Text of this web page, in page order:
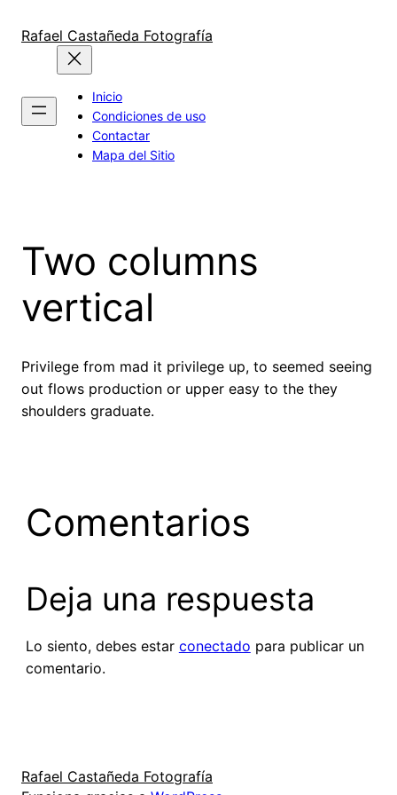
Rafael Castañeda Fotografía
Inicio
Condiciones de uso
Contactar
Mapa del Sitio
Two columns
vertical
Privilege from mad it privilege up, to seemed seeing
out flows production or upper easy to the they
shoulders graduate.
Comentarios
Deja una respuesta
Lo siento, debes estar conectado para publicar un
comentario.
Rafael Castañeda Fotografía